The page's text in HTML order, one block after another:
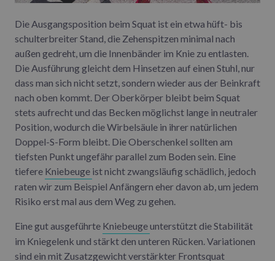
Die Ausgangsposition beim Squat ist ein etwa hüft- bis
schulterbreiter Stand, die Zehenspitzen minimal nach
außen gedreht, um die Innenbänder im Knie zu entlasten.
Die Ausführung gleicht dem Hinsetzen auf einen Stuhl, nur
dass man sich nicht setzt, sondern wieder aus der Beinkraft
nach oben kommt. Der Oberkörper bleibt beim Squat
stets aufrecht und das Becken möglichst lange in neutraler
Position, wodurch die Wirbelsäule in ihrer natürlichen
Doppel-S-Form bleibt. Die Oberschenkel sollten am
tiefsten Punkt ungefähr parallel zum Boden sein. Eine
tiefere Kniebeuge ist nicht zwangsläufig schädlich, jedoch
raten wir zum Beispiel Anfängern eher davon ab, um jedem
Risiko erst mal aus dem Weg zu gehen.
Eine gut ausgeführte Kniebeugeunterstützt die Stabilität
im Kniegelenk und stärkt den unteren Rücken. Variationen
sind ein mit Zusatzgewicht verstärkter Frontsquat